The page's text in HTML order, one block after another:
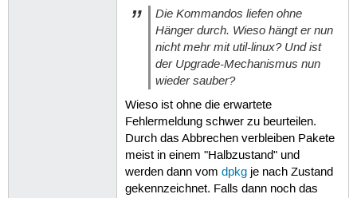
44
45
46
47
48
50
51
52
53
54
55
56
57
Die Kommandos liefen ohne
Hänger durch. Wieso hängt er nun
nicht mehr mit util-linux? Und ist
der Upgrade-Mechanismus nun
wieder sauber?
Wieso ist ohne die erwartete
Fehlermeldung schwer zu beurteilen.
Durch das Abbrechen verbleiben Pakete
meist in einem "Halbzustand" und
werden dann vom dpkgje nach Zustand
gekennzeichnet. Falls dann noch das